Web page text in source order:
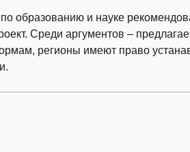
образованию и науке
Среди аргументов –
регионы имеют право